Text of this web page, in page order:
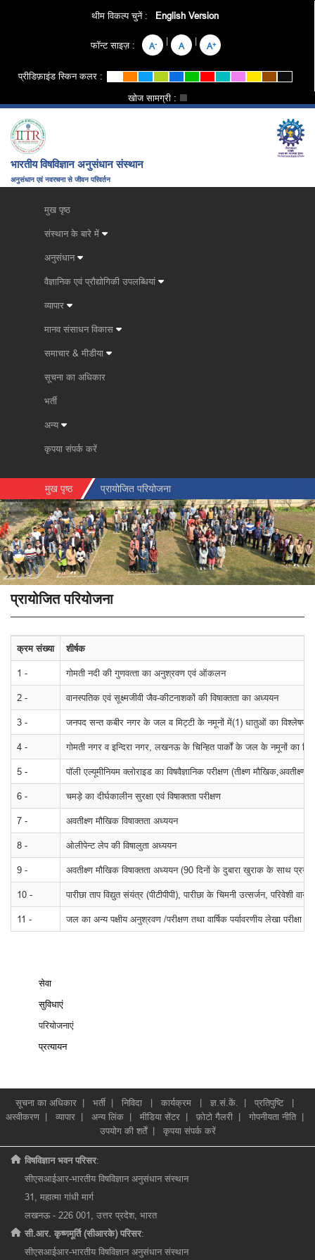
थीम विकल्प चुनें : English Version
फॉन्ट साइज़ : A- | A | A+
प्रीडिफ़ाइंड स्किन कलर :
खोज सामग्री :
भारतीय विषविज्ञान अनुसंधान संस्थान
अनुसंधान एवं नवरचना से जीवन परिवर्तन
मुख पृष्ठ
संस्थान के बारे में
अनुसंधान
वैज्ञानिक एवं प्रौद्योगिकी उपलब्धियां
व्यापार
मानव संसाधन विकास
समाचार & मीडीया
सूचना का अधिकार
भर्ती
अन्य
कृपया संपर्क करें
मुख पृष्ठ प्रायोजित परियोजना
प्रायोजित परियोजना
क्रम संख्‍या शीर्षक
1 - गोमती नदी की गुणवत्‍ता का अनुश्रवण एवं ऑकलन
2 - वानस्‍पतिक एवं सूक्ष्‍मजीवी जैव-कीटनाशकों की विषाक्‍तता का अध्‍ययन
3 - जनपद सन्‍त कबीर नगर के जल व मिट्टी के नमूनों में(1) धातुओं का विश्‍लेषण
4 - गोमती नगर व इन्दिरा नगर, लखनऊ के चिन्हित पार्कों के जल के नमूनों का
5 - पॉली एल्‍यूमीनियम क्‍लोराइड का विषवैज्ञानिक परीक्षण (तीक्ष्‍ण
6 - चमड़े का दीर्घकालीन सुरक्षा एवं विषाक्‍तता परीक्षण
7 - अवतीक्ष्‍ण मौखिक विषाक्‍तता अध्‍ययन
8 - ओलीपेन्‍ट लेप की विषालुता अध्‍ययन
9 - अवतीक्ष्‍ण मौखिक विषाक्‍तता अध्‍ययन (90 दिनों के दुबारा खुराक के साथ
10 - पारीछा ताप विद्युत संयंत्र (पीटीपीपी), पारीछा के चिमनी उत्‍सर्जन, परिवेशी वायु
11 - जल का अन्‍य पक्षीय अनुश्रवण /परीक्षण तथा वार्षिक पर्यावरणीय लेखा परीक्षा
सेवा
सुविधाएं
परियोजनाएं
प्रत्‍यायन
सूचना का अधिकार | भर्ती | निविदा | कार्यक्रम | ज्ञ.सं.कें. | प्रतिपुष्टि|
अस्वीकरण | व्यापार | अन्य लिंक | मीडिया सेंटर | फ़ोटो गैलरी | गोपनीयता नीति|
उपयोग की शर्तें| कृपया संपर्क करें
विषविज्ञान भवन परिसर:
सीएसआईआर-भारतीय विषविज्ञान अनुसंधान संस्थान
31, महात्मा गांधी मार्ग
लखनऊ - 226 001, उत्तर प्रदेश, भारत
सी.आर. कृष्णमूर्ति (सीआरके) परिसर:
सीएसआईआर-भारतीय विषविज्ञान अनुसंधान संस्थान